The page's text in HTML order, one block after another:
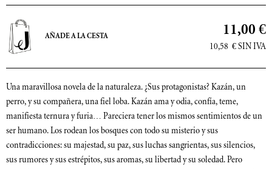
11,00 €
10,58 € SIN IVA
AÑADE A LA CESTA
Una maravillosa novela de la naturaleza. ¿Sus protagonistas? Kazán, un
perro, y su compañera, una fiel loba. Kazán ama y odia, confía, teme,
manifiesta ternura y furia… Pareciera tener los mismos sentimientos de un
ser humano. Los rodean los bosques con todo su misterio y sus
contradicciones: su majestad, su paz, sus luchas sangrientas, sus silencios,
sus rumores y sus estrépitos, sus aromas, su libertad y su soledad. Pero